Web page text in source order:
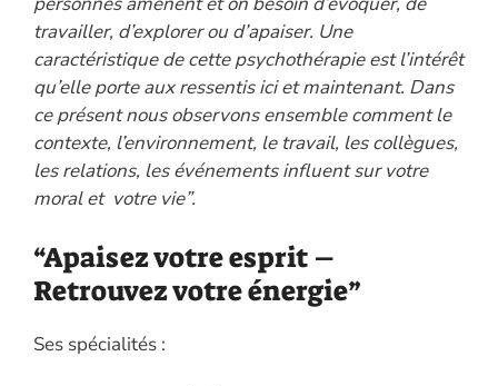
travailler, d’explorer ou d’apaiser. Une
caractéristique de cette psychothérapie est l’intérêt
qu’elle porte aux ressentis ici et maintenant. Dans
ce présent nous observons ensemble comment le
contexte, l’environnement, le travail, les collègues,
les relations, les événements influent sur votre
moral et votre vie”.
“Apaisez votre esprit –
Retrouvez votre énergie”
Ses spécialités :